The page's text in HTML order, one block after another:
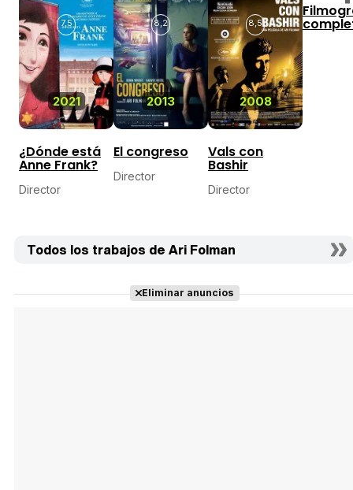
2021
7,5
¿Dónde está
Anne Frank?
Director
2013
8,2
El congreso
Director
2008
8,5
Vals con
Bashir
Director
Todos los trabajos de Ari Folman
Eliminar anuncios